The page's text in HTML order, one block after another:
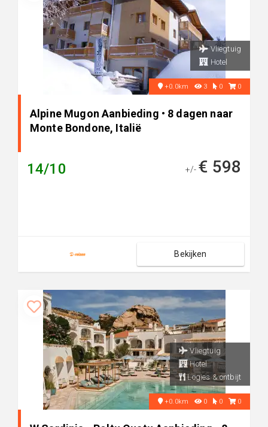
Vliegtuig
Hotel
+0.0km 3 0 0
Alpine Mugon Aanbieding • 8 dagen naar
Monte Bondone, Italië
14/10 +/- € 598
Bekijken
Vliegtuig
Hotel
Logies & ontbijt
+0.0km 0 0 0